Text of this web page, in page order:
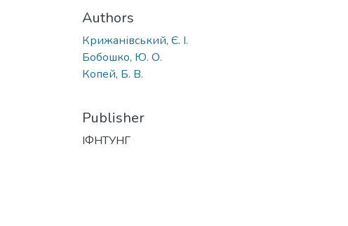
Authors
Крижанівський, Є. І.
Бобошко, Ю. О.
Копей, Б. В.
Publisher
ІФНТУНГ